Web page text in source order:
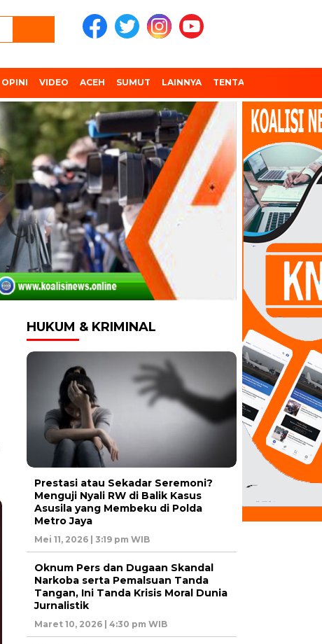
OPINI VIDEO ACEH SUMUT LAINNYA TENTANG KAMI
HUKUM & KRIMINAL
Prestasi atau Sekadar Seremoni?
Menguji Nyali RW di Balik Kasus
Asusila yang Membeku di Polda
Metro Jaya
Mei 11, 2026 | 3:19 pm WIB
Oknum Pers dan Dugaan Skandal
Narkoba serta Pemalsuan Tanda
Tangan, Ini Tanda Krisis Moral Dunia
Jurnalistik
Maret 10, 2026 | 4:30 pm WIB